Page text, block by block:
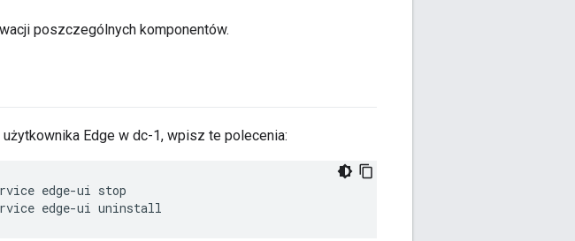
poszczególnych komponentów.
Edge w dc-1, wpisz te polecenia:
edge-ui uninstall